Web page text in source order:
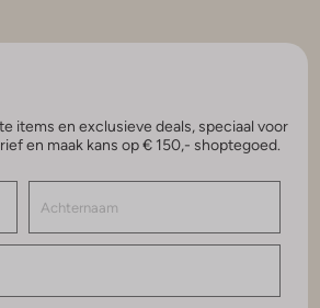
items en exclusieve deals, speciaal voor
en maak kans op € 150,- shoptegoed.